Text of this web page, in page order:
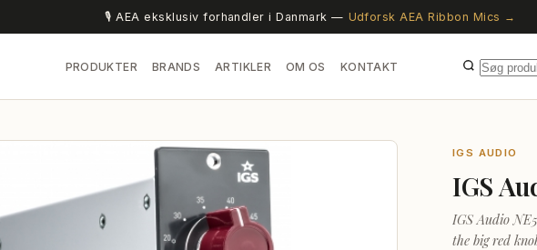
🎙️ AEA eksklusiv forhandler i Danmark — Udforsk AEA Ribbon Mics →
PRODUKTER BRANDS ARTIKLER OM OS KONTAKT
IGS AUDIO
IGS
IGS Audio
the big red